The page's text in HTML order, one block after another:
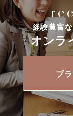
経験豊富
オンラ
ブ